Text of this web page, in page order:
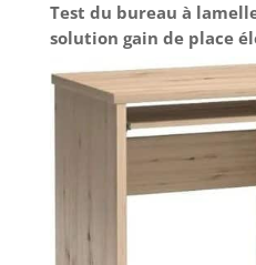
Test du bureau à
solution gain de place